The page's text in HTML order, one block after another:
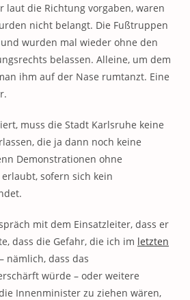
laut die Richtung vorgaben, waren
nicht belangt. Die Fußtruppen
wurden mal wieder ohne den
belassen. Alleine, um dem
ihm auf der Nase rumtanzt. Eine
muss die Stadt Karlsruhe keine
die ja dann noch keine
Demonstrationen ohne
sofern sich kein
mit dem Einsatzleiter, dass er
dass die Gefahr, die ich im letzten
nämlich, dass das
würde – oder weitere
Innenminister zu ziehen wären,